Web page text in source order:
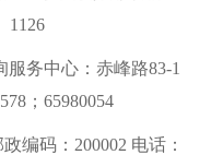
1126
务中心：赤峰路83-1
；65980054
编码：200002 电话：